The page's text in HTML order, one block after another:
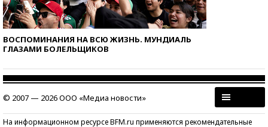
ВОСПОМИНАНИЯ НА ВСЮ ЖИЗНЬ. МУНДИАЛЬ
ГЛАЗАМИ БОЛЕЛЬЩИКОВ
© 2007 — 2026 ООО «Медиа новости»
На информационном ресурсе BFM.ru применяются рекомендательные